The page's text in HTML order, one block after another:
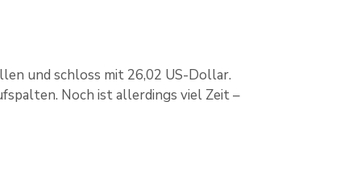
und schloss mit 26,02 US-Dollar.
Noch ist allerdings viel Zeit –